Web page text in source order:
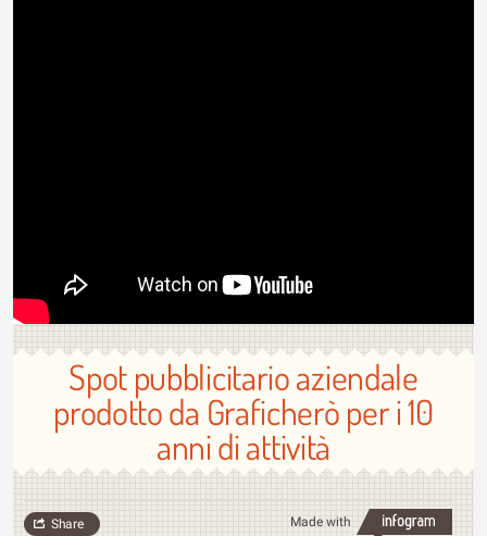
Spot pubblicitario aziendale
prodotto da Graficherò per i 10
anni di attività
Made with
Share